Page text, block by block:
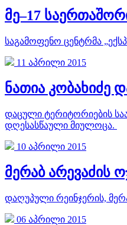
მე–17
საგამოფენო ცენტრმა
11 აპრილი 2015
ნათია კობახიძე
დაცული ტერიტორიების
დღესასწაული მიულოცა.
10 აპრილი 2015
მერაბ არევაძის
დაღუპული რეინჯერის,
06 აპრილი 2015